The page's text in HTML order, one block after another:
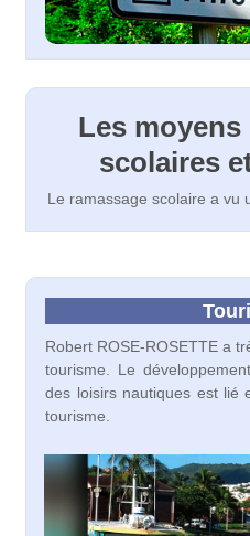
Les
scolaires
Le ramassage scolaire a vu
Robert ROSE-ROSETTE a
tourisme. Le
des loisirs nautiques est lié
tourisme.